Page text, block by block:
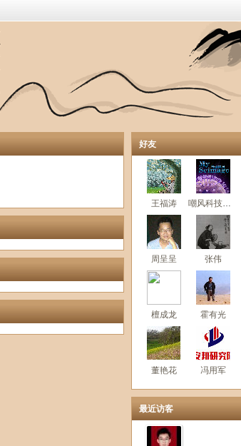
好友
王福涛 嘲风科技动漫
周呈呈 张伟
檀成龙 霍有光
董艳花 冯用军
最近访客